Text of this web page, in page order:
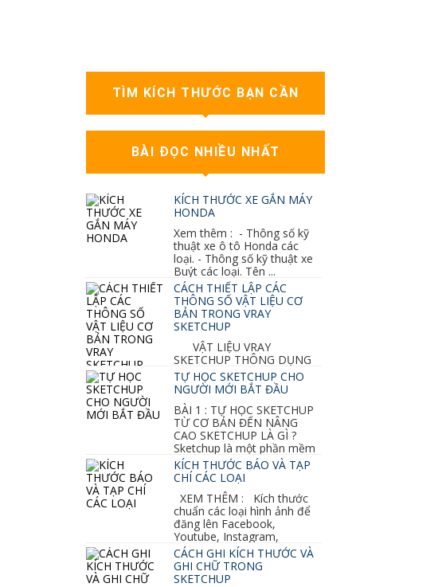
TÌM KÍCH THƯỚC BẠN CẦN
BÀI ĐỌC NHIỀU NHẤT
KÍCH THƯỚC XE GẮN MÁY
HONDA
Xem thêm : - Thông số kỹ
thuật xe ô tô Honda các
loại. - Thông số kỹ thuật xe
Buýt các loại. Tên ...
CÁCH THIẾT LẬP CÁC
THÔNG SỐ VẬT LIỆU CƠ
BẢN TRONG VRAY
SKETCHUP
VẬT LIỆU VRAY
SKETCHUP THÔNG DỤNG
NHẤT 1. VẬT LIỆU VRAY INOX BÓNG: ●
Diffuse : đen ● Reflection color ...
TỰ HỌC SKETCHUP CHO
NGƯỜI MỚI BẮT ĐẦU
BÀI 1 : TỰ HỌC SKETCHUP
TỪ CƠ BẢN ĐẾN NÂNG
CAO SKETCHUP LÀ GÌ ?
Sketchup là một phần mềm
vẽ 3d của Google, nó khá dễ sữ...
KÍCH THƯỚC BÁO VÀ TẠP
CHÍ CÁC LOẠI
XEM THÊM : Kích thước
chuẩn các loại hình ảnh để
đăng lên Facebook,
Youtube, Instagram,
Linkedin, Pinterest...CÁCH GHI KÍCH THƯỚC VÀ
GHI CHỮ TRONG
SKETCHUP